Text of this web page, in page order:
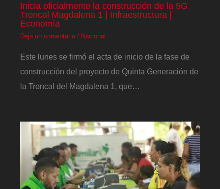
Inicia oficialmente la construcción de la 5G
Troncal Magdalena 1 | Infraestructura |
Economía
Deja un comentario / Nacional
Este lunes se firmó el acta de inicio de la fase de
construcción del proyecto de Quinta Generación de
la Troncal del Magdalena 1, que…